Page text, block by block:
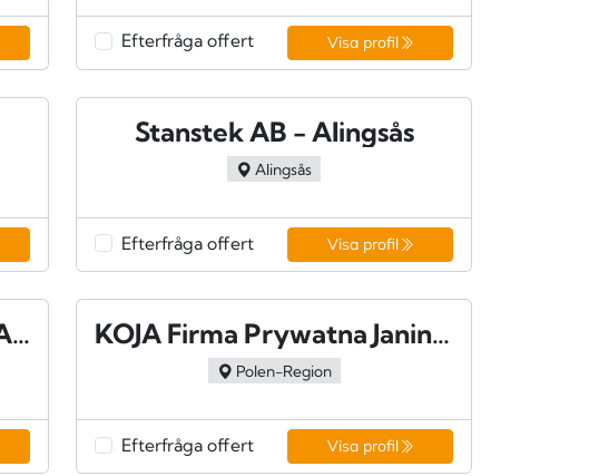
Efterfråga offert Visa profil
Stanstek AB - Alingsås
Alingsås
Efterfråga offert Visa profil
Gnosjö Maskin & Verktyg AB - Gnosjö KOJA Firma Prywatna Janina Konopka
Polen-Region
Efterfråga offert Visa profil